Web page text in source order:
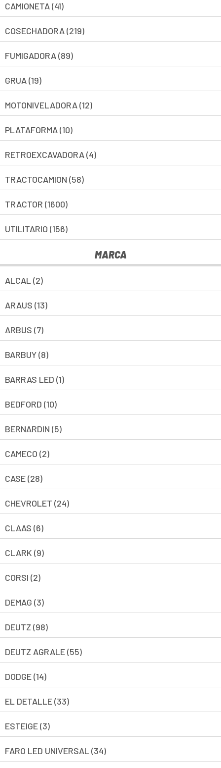
CAMIONETA (41)
COSECHADORA (219)
FUMIGADORA (89)
GRUA (19)
MOTONIVELADORA (12)
PLATAFORMA (10)
RETROEXCAVADORA (4)
TRACTOCAMION (58)
TRACTOR (1600)
UTILITARIO (156)
MARCA
ALCAL (2)
ARAUS (13)
ARBUS (7)
BARBUY (8)
BARRAS LED (1)
BEDFORD (10)
BERNARDIN (5)
CAMECO (2)
CASE (28)
CHEVROLET (24)
CLAAS (6)
CLARK (9)
CORSI (2)
DEMAG (3)
DEUTZ (98)
DEUTZ AGRALE (55)
DODGE (14)
EL DETALLE (33)
ESTEIGE (3)
FARO LED UNIVERSAL (34)